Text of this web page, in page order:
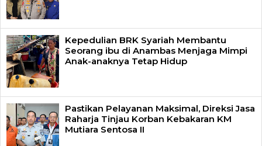
Kepedulian BRK Syariah Membantu
Seorang ibu di Anambas Menjaga Mimpi
Anak-anaknya Tetap Hidup
Pastikan Pelayanan Maksimal, Direksi Jasa
Raharja Tinjau Korban Kebakaran KM
Mutiara Sentosa II